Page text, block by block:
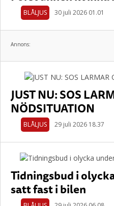
BLÅLJUS 30 juli 2026 01.01
Annons:
JUST NU: SOS
NÖDSITUATION
BLÅLJUS 29 juli 2026 18.37
Tidningsbud i
satt fast i bilen